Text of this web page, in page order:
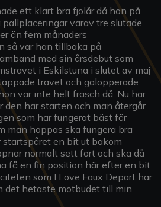
ett klart bra fjolår då hon på
varav tre slutade
än fem månaders
så var han tillbaka på
med sin årsdebut som
i Eskilstuna i slutet av maj
travet och galopperade
var inte helt fräsch då. Nu har
den här starten och man återgår
som har fungerat bäst för
man hoppas ska fungera bra
startspåret en bit ut bakom
normalt sett fort och ska då
få en fin position här efter en bit
som I Love Faux Depart har
det hetaste motbudet till min